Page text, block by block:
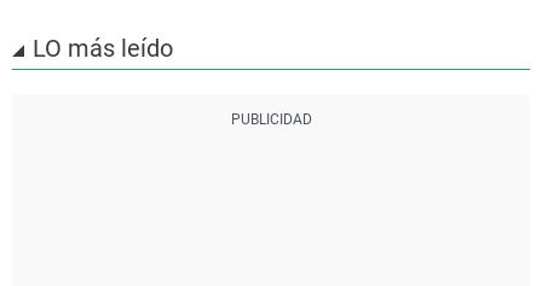
LO más leído